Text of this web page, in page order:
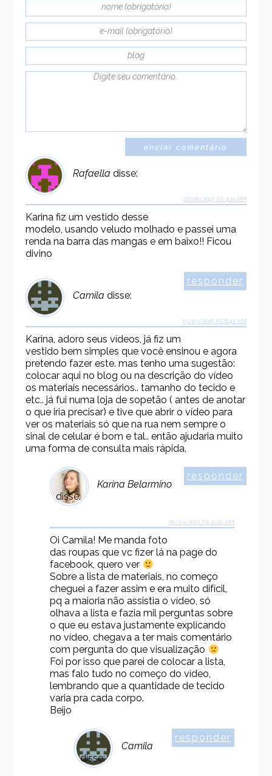
Rafaella disse:
28/06/2017 ÀS 4:10 PM
Karina fiz um vestido desse
modelo, usando veludo molhado e passei uma
renda na barra das mangas e em baixo!! Ficou
divino
responder
Camila disse:
03/03/2017 ÀS 8:41 AM
Karina, adoro seus vídeos, já fiz um
vestido bem simples que você ensinou e agora
pretendo fazer este. mas tenho uma sugestão:
colocar aqui no blog ou na descrição do vídeo
os materiais necessários.. tamanho do tecido e
etc.. já fui numa loja de sopetão ( antes de anotar
o que iria precisar) e tive que abrir o vídeo para
ver os materiais só que na rua nem sempre o
sinal de celular é bom e tal.. então ajudaria muito
uma forma de consulta mais rápida.
responder
Karina Belarmino
disse:
06/03/2017 ÀS 11:00 AM
Oi Camila! Me manda foto
das roupas que vc fizer lá na page do
facebook, quero ver
Sobre a lista de materiais, no começo
cheguei a fazer assim e era muito difícil,
pq a maioria não assistia o vídeo, só
olhava a lista e fazia mil perguntas sobre
o que eu estava justamente explicando
no vídeo, chegava a ter mais comentário
com pergunta do que visualização
Foi por isso que parei de colocar a lista,
mas falo tudo no começo do vídeo,
lembrando que a quantidade de tecido
varia pra cada corpo.
Beijo
responder
Camila
disse: